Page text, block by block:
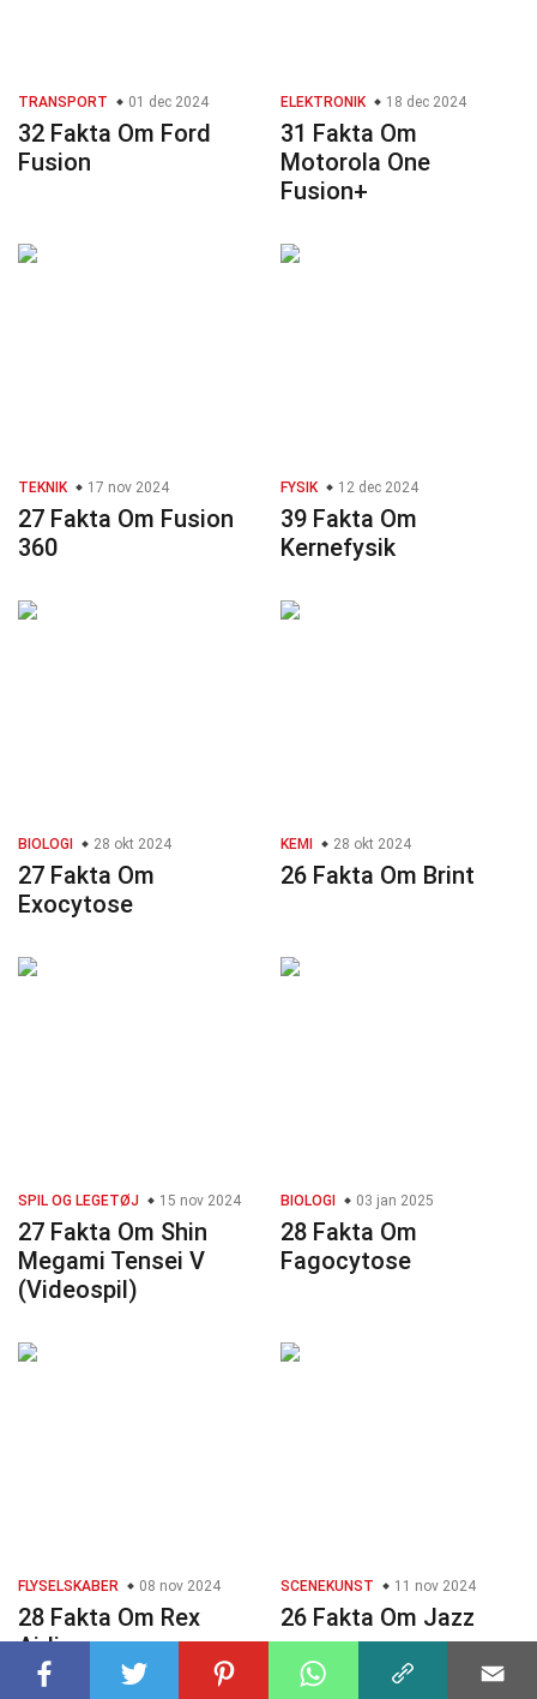
TRANSPORT 01 dec 2024
32 Fakta Om Ford
Fusion
ELEKTRONIK 18 dec 2024
31 Fakta Om
Motorola One
Fusion+
TEKNIK 17 nov 2024
27 Fakta Om Fusion
360
FYSIK 12 dec 2024
39 Fakta Om
Kernefysik
BIOLOGI 28 okt 2024
27 Fakta Om
Exocytose
KEMI 28 okt 2024
26 Fakta Om Brint
SPIL OG LEGETØJ 15 nov 2024
27 Fakta Om Shin
Megami Tensei V
(Videospil)
BIOLOGI 03 jan 2025
28 Fakta Om
Fagocytose
FLYSELSKABER 08 nov 2024
28 Fakta Om Rex
Airlines
SCENEKUNST 11 nov 2024
26 Fakta Om Jazz